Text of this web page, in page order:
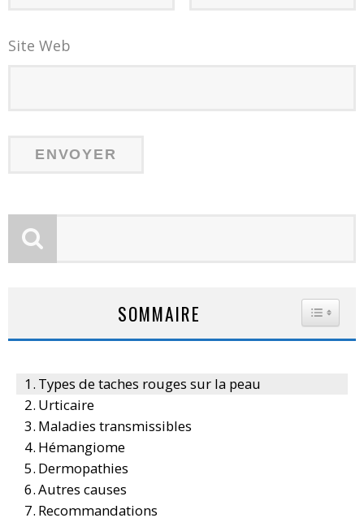
Site Web
SOMMAIRE
Types de taches rouges sur la peau
Urticaire
Maladies transmissibles
Hémangiome
Dermopathies
Autres causes
Recommandations